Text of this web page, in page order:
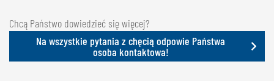
Chcą Państwo dowiedzieć się więcej?
Na wszystkie pytania z chęcią odpowie Państwa
osoba kontaktowa!